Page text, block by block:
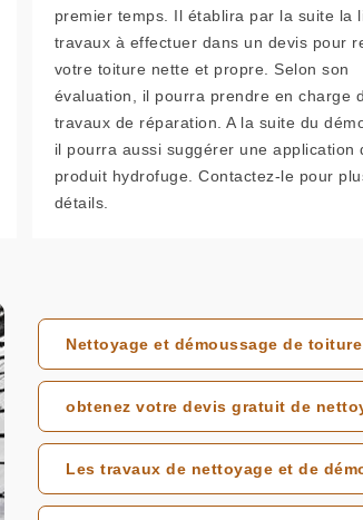
premier temps. Il établira par la suite la
travaux à effectuer dans un devis pour
votre toiture nette et propre. Selon son
évaluation, il pourra prendre en charge
travaux de réparation. A la suite du
il pourra aussi suggérer une application
produit hydrofuge. Contactez-le pour
détails.
Nettoyage et démoussage de
obtenez votre devis gratuit de
Les travaux de nettoyage et de